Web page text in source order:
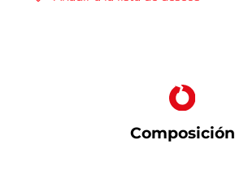
Composición